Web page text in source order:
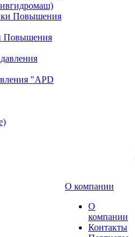
Повышения
"APD
О компании
О
компании
Контакты